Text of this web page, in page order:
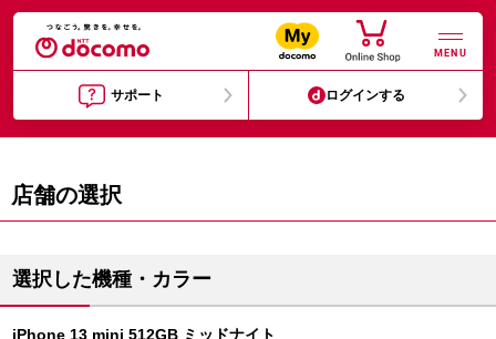
MENU
サポート ログインする
店舗の選択
選択した機種・カラー
iPhone 13 mini 512GB ミッドナイト